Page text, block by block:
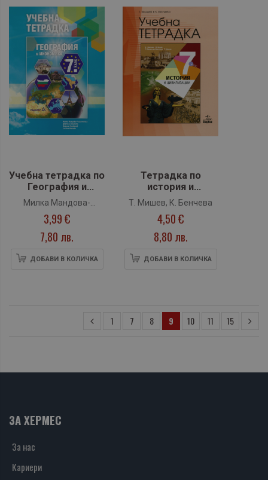
Учебна тетрадка по
География и
икономика за 7.
клас (Педагог 6)
Милка Мандова-
Русинчовска, Цветана
Заркова, Мариан
Върбанов, Силвия
Манова
3,99 €
7,80 лв.
ДОБАВИ В КОЛИЧКА
Тетрадка по
история и
цивилизации за 7.
клас (Анубис)
Т. Мишев, К. Бенчева
4,50 €
8,80 лв.
ДОБАВИ В КОЛИЧКА
1 7 8 9 10 11 15
ЗА ХЕРМЕС
За нас
Кариери